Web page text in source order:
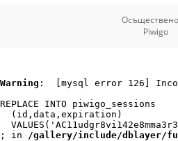
Piwigo
Warning :  [mysql error 126]
REPLACE INTO piwigo_sessions
  (id,data,expiration)
; in /gallery/include/dblayer/